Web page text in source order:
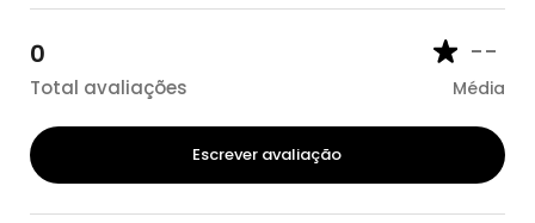
0
Total avaliações
--
Média
Escrever avaliação